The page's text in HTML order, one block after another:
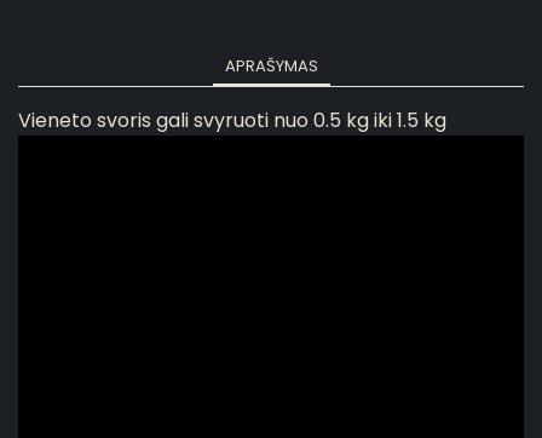
APRAŠYMAS
Vieneto svoris gali svyruoti nuo 0.5 kg iki 1.5 kg